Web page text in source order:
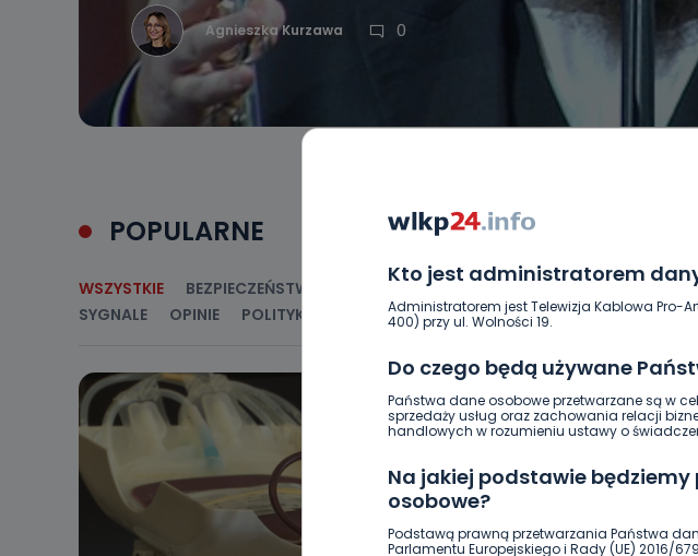
Kto jest administratorem
Administratorem jest Telewizja Kablowa Pro-
400) przy ul. Wolności 19.
Do czego będą używane
Państwa dane osobowe przetwarzane są w
sprzedaży usług oraz zachowania relacji
handlowych w rozumieniu ustawy o
Na jakiej podstawie
osobowe?
Podstawą prawną przetwarzania Państwa
Parlamentu Europejskiego i Rady (UE) 2016/
Agnieszka Kurzawa 0
POPULARNE
WSZYSTKIE BEZPIECZEŃSTWO CIEKAWOSTKI GOSPODARKA I
SYGNALE
OPINIE POLITYKA RELIGIA SAMORZĄD ŚRODOWISKO